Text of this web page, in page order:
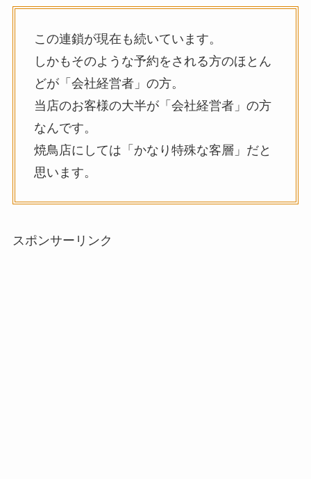
この連鎖が現在も続いています。
しかもそのような予約をされる方のほとん
どが「会社経営者」の方。
当店のお客様の大半が「会社経営者」の方
なんです。
焼鳥店にしては「かなり特殊な客層」だと
思います。
スポンサーリンク